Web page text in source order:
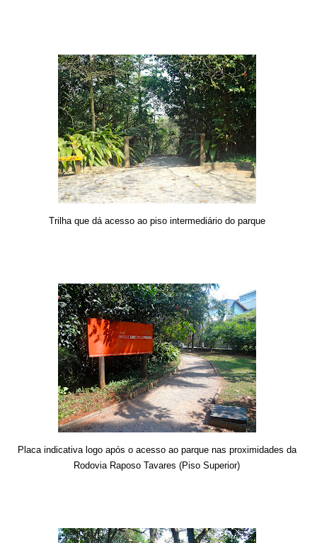
Trilha que dá acesso ao piso intermediário do parque
Placa indicativa logo após o acesso ao parque nas proximidades da
Rodovia Raposo Tavares (Piso Superior)